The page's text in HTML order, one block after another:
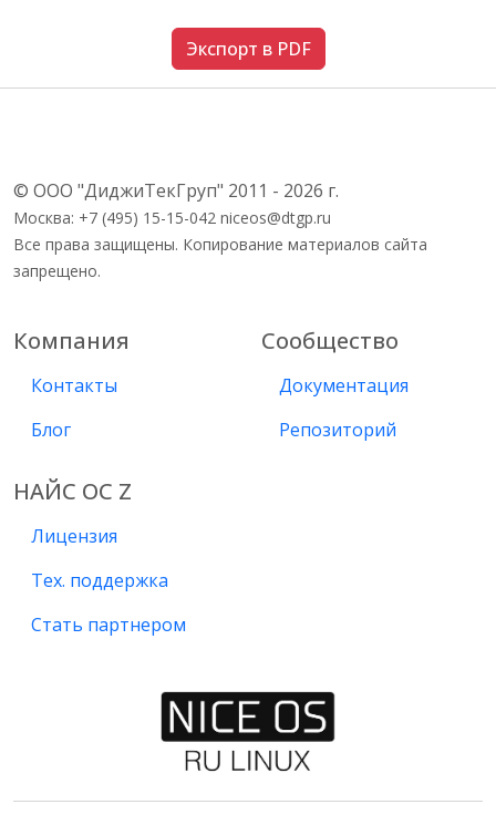
Экспорт в PDF
© ООО "ДиджиТекГруп" 2011 - 2026 г.
Москва: +7 (495) 15-15-042 niceos@dtgp.ru
Все права защищены. Копирование материалов сайта
запрещено.
Компания
Контакты
Блог
Сообщество
Документация
Репозиторий
НАЙС ОС Z
Лицензия
Тех. поддержка
Стать партнером